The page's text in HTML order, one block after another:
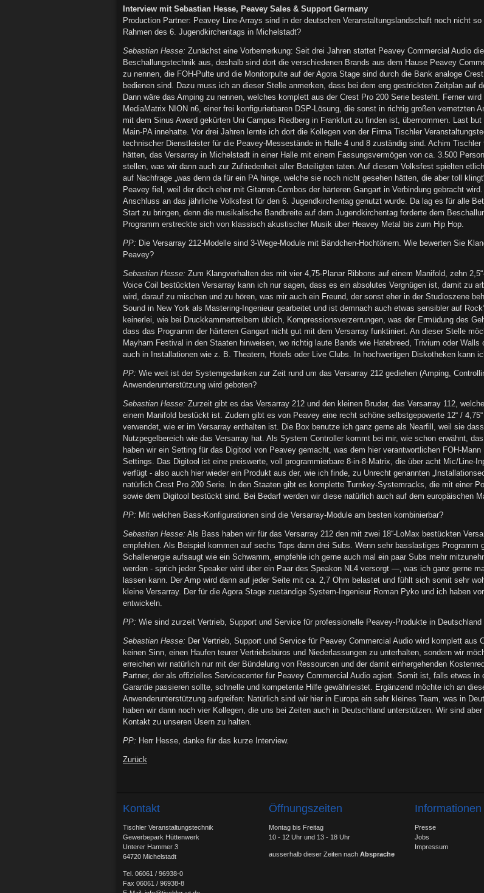
Interview mit Sebastian Hesse, Peavey Sales & Support Germany
Production Partner: Peavey Line-Arrays sind in der deutschen Veranstaltungslandschaft noch nicht
Rahmen des 6. Jugendkirchentags in Michelstadt?
Sebastian Hesse: Zunächst eine Vorbemerkung: Seit drei Jahren stattet Peavey Commercial Audio
Beschallungstechnik aus, deshalb sind dort die verschiedenen Brands aus dem Hause Peavey
zu nennen, die FOH-Pulte und die Monitorpulte auf der Agora Stage sind durch die Bank analoge
bedienen sind. Dazu muss ich an dieser Stelle anmerken, dass bei dem eng gestrickten Zeitplan auf
Dann wäre das Amping zu nennen, welches komplett aus der Crest Pro 200 Serie besteht. Ferner
MediaMatrix NION n6, einer frei konfigurierbaren DSP-Lösung, die sonst in richtig großen vernetzten
mit dem Sinus Award gekürten Uni Campus Riedberg in Frankfurt zu finden ist, übernommen. Last
Main-PA innehatte. Vor drei Jahren lernte ich dort die Kollegen von der Firma Tischler
technischer Dienstleister für die Peavey-Messestände in Halle 4 und 8 zuständig sind. Achim
hätten, das Versarray in Michelstadt in einer Halle mit einem Fassungsvermögen von ca. 3.500
stellen, was wir dann auch zur Zufriedenheit aller Beteiligten taten. Auf diesem Volksfest spielten
auf Nachfrage „was denn da für ein PA hinge, welche sie noch nicht gesehen hätten, die aber toll
Peavey fiel, weil der doch eher mit Gitarren-Combos der härteren Gangart in Verbindung gebracht
Anschluss an das jährliche Volksfest für den 6. Jugendkirchentag genutzt wurde. Da lag es für alle
Start zu bringen, denn die musikalische Bandbreite auf dem Jugendkirchentag forderte dem
Programm erstreckte sich von klassisch akustischer Musik über Heavey Metal bis zum Hip Hop.
PP: Die Versarray 212-Modelle sind 3-Wege-Module mit Bändchen-Hochtönern. Wie bewerten Sie
Peavey?
Sebastian Hesse: Zum Klangverhalten des mit vier 4,75-Planar Ribbons auf einem Manifold, zehn
Voice Coil bestückten Versarray kann ich nur sagen, dass es ein absolutes Vergnügen ist, damit zu
wird, darauf zu mischen und zu hören, was mir auch ein Freund, der sonst eher in der Studioszene
Sound in New York als Mastering-Ingenieur gearbeitet und ist demnach auch etwas sensibler auf
keinerlei, wie bei Druckkammertreibern üblich, Kompressionsverzerrungen, was der Ermüdung des
dass das Programm der härteren Gangart nicht gut mit dem Versarray funktiniert. An dieser Stelle
Mayham Festival in den Staaten hinweisen, wo richtig laute Bands wie Hatebreed, Trivium oder
auch in Installationen wie z. B. Theatern, Hotels oder Live Clubs. In hochwertigen Diskotheken kann
PP: Wie weit ist der Systemgedanken zur Zeit rund um das Versarray 212 gediehen (Amping,
Anwenderunterstützung wird geboten?
Sebastian Hesse: Zurzeit gibt es das Versarray 212 und den kleinen Bruder, das Versarray 112,
einem Manifold bestückt ist. Zudem gibt es von Peavey eine recht schöne selbstgepowerte 12“ /
verwendet, wie er im Versarray enthalten ist. Die Box benutze ich ganz gerne als Nearfill, weil sie
Nutzpegelbereich wie das Versarray hat. Als System Controller kommt bei mir, wie schon erwähnt,
haben wir ein Setting für das Digitool von Peavey gemacht, was dem hier verantwortlichen FOH-
Settings. Das Digitool ist eine preiswerte, voll programmierbare 8-in-8-Matrix, die über acht Mic/Line-
verfügt - also auch hier wieder ein Produkt aus der, wie ich finde, zu Unrecht genannten
natürlich Crest Pro 200 Serie. In den Staaten gibt es komplette Turnkey-Systemracks, die mit einer
sowie dem Digitool bestückt sind. Bei Bedarf werden wir diese natürlich auch auf dem europäischen
PP: Mit welchen Bass-Konfigurationen sind die Versarray-Module am besten kombinierbar?
Sebastian Hesse: Als Bass haben wir für das Versarray 212 den mit zwei 18“-LoMax bestückten
empfehlen. Als Beispiel kommen auf sechs Tops dann drei Subs. Wenn sehr basslastiges Programm
Schallenergie aufsaugt wie ein Schwamm, empfehle ich gerne auch mal ein paar Subs mehr
werden - sprich jeder Speaker wird über ein Paar des Speakon NL4 versorgt —‚ was ich ganz gerne
lassen kann. Der Amp wird dann auf jeder Seite mit ca. 2,7 Ohm belastet und fühlt sich somit sehr
kleine Versarray. Der für die Agora Stage zuständige System-Ingenieur Roman Pyko und ich haben
entwickeln.
PP: Wie sind zurzeit Vertrieb, Support und Service für professionelle Peavey-Produkte in
Sebastian Hesse: Der Vertrieb, Support und Service für Peavey Commercial Audio wird komplett
keinen Sinn, einen Haufen teurer Vertriebsbüros und Niederlassungen zu unterhalten, sondern wir
erreichen wir natürlich nur mit der Bündelung von Ressourcen und der damit einhergehenden
Partner, der als offizielles Servicecenter für Peavey Commercial Audio agiert. Somit ist, falls etwas
Garantie passieren sollte, schnelle und kompetente Hilfe gewährleistet. Ergänzend möchte ich an
Anwenderunterstützung aufgreifen: Natürlich sind wir hier in Europa ein sehr kleines Team, was in
haben wir dann noch vier Kollegen, die uns bei Zeiten auch in Deutschland unterstützen. Wir sind
Kontakt zu unseren Usern zu halten.
PP: Herr Hesse, danke für das kurze Interview.
Zurück
Kontakt
Tischler Veranstaltungstechnik
Gewerbepark Hüttenwerk
Unterer Hammer 3
64720 Michelstadt
Tel. 06061 / 96938-0
Fax 06061 / 96938-8
Öffnungszeiten
Montag bis Freitag
10 - 12 Uhr und 13 - 18 Uhr
ausserhalb dieser Zeiten nach Absprache
Informationen
Presse
Jobs
Impressum